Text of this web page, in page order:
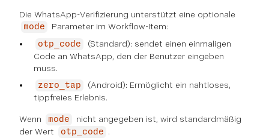
Die WhatsApp-Verifizierung unterstützt eine optionale
mode Parameter im Workflow-Item:
otp_code
(Standard): sendet einen einmaligen
Code an WhatsApp, den der Benutzer eingeben
muss.
zero_tap
(Android): Ermöglicht ein nahtloses,
tippfreies Erlebnis.
Wenn mode
nicht angegeben ist, wird standardmäßig
der Wert
otp_code
.